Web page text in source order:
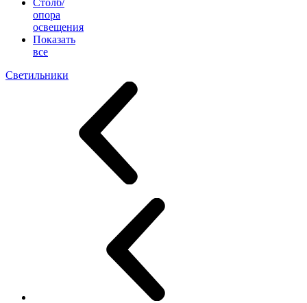
Столб/
опора
освещения
Показать
все
Светильники